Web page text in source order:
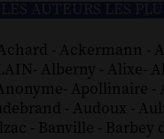
- Ackermann -
- Alberny - Alixe-
- Apollinaire -
- Audoux -
- Banville - Barbey